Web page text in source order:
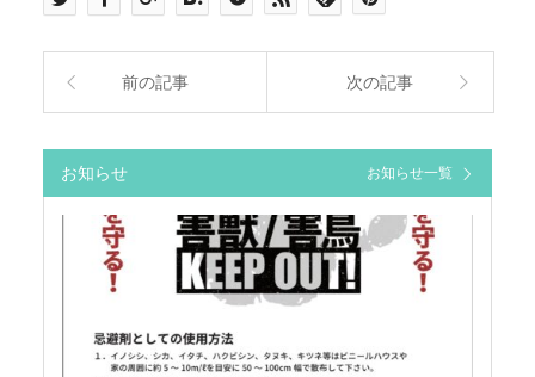
前の記事 次の記事
お知らせ お知らせ一覧